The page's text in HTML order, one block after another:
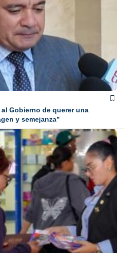
Gobierno de querer una
y semejanza”